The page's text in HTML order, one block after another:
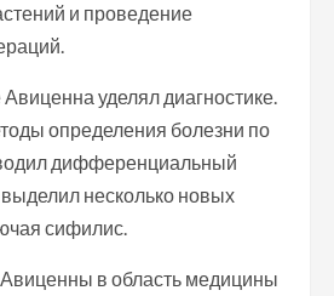
и проведение
уделял диагностике.
определения болезни по
дифференциальный
несколько новых
сифилис.
в область медицины